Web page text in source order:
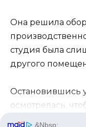
Она решила
студия была
другого
Остановившись
осмотрелась,
не следит.